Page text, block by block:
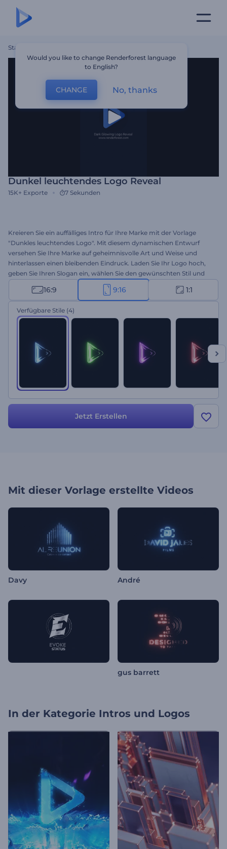
Startseite
Dunkel leuchtendes Logo Reveal
15K+ Exporte 7 Sekunden
Kreieren Sie ein auffälliges Intro für Ihre Marke mit der Vorlage
"Dunkles leuchtendes Logo". Mit diesem dynamischen Entwurf
versehen Sie Ihre Marke auf geheimnisvolle Art und Weise und
hinterlassen einen bleibenden Eindruck. Laden Sie Ihr Logo hoch,
geben Sie Ihren Slogan ein, wählen Sie den gewünschten Stil und
erhalten Sie eine hochauflösende Logoanimation mit dunklem
Hintergrund und leuchtenden Funken. Perfekt geeignet für
Marken- und Produktwerbung in der Technik, für Präsentationen
von Gaming-Kanälen, TV-Spots und vieles mehr. Testen Sie es jetzt!
16:9 9:16 1:1
Verfügbare Stile (4)
Jetzt Erstellen
Mit dieser Vorlage erstellte Videos
Davy André
gus barrett
In der Kategorie Intros und Logos
Would you like to change Renderforest language
to English?
CHANGE No, thanks